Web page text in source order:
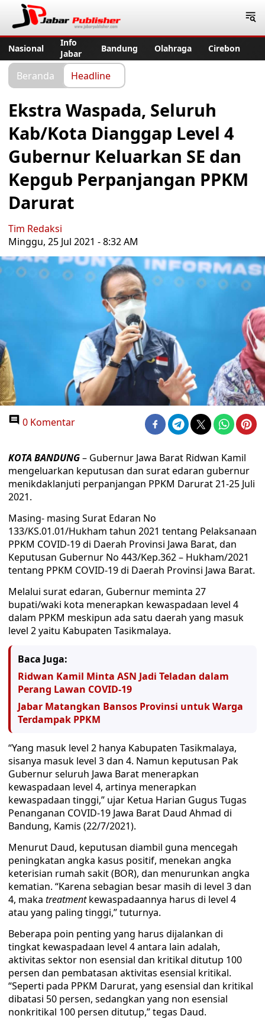
Nasional
Info
Jabar
Bandung Olahraga Cirebon
Beranda Headline
Ekstra Waspada, Seluruh
Kab/Kota Dianggap Level 4
Gubernur Keluarkan SE dan
Kepgub Perpanjangan PPKM
Darurat
Tim Redaksi
Minggu, 25 Jul 2021 - 8:32 AM
0 Komentar
KOTA BANDUNG– Gubernur Jawa Barat Ridwan Kamil
mengeluarkan keputusan dan surat edaran gubernur
menikdaklanjuti perpanjangan PPKM Darurat 21-25 Juli
2021.
Masing- masing Surat Edaran No
133/KS.01.01/Hukham tahun 2021 tentang Pelaksanaan
PPKM COVID-19 di Daerah Provinsi Jawa Barat, dan
Keputusan Gubernur No 443/Kep.362 – Hukham/2021
tentang PPKM COVID-19 di Daerah Provinsi Jawa Barat.
Melalui surat edaran, Gubernur meminta 27
bupati/waki kota menerapkan kewaspadaan level 4
dalam PPKM meskipun ada satu daerah yang masuk
level 2 yaitu Kabupaten Tasikmalaya.
Baca Juga:
Ridwan Kamil Minta ASN Jadi Teladan dalam
Perang Lawan COVID-19
Jabar Matangkan Bansos Provinsi untuk Warga
Terdampak PPKM
“Yang masuk level 2 hanya Kabupaten Tasikmalaya,
sisanya masuk level 3 dan 4. Namun keputusan Pak
Gubernur seluruh Jawa Barat menerapkan
kewaspadaan level 4, artinya menerapkan
kewaspadaan tinggi,” ujar Ketua Harian Gugus Tugas
Penanganan COVID-19 Jawa Barat Daud Ahmad di
Bandung, Kamis (22/7/2021).
Menurut Daud, keputusan diambil guna mencegah
peningkatan angka kasus positif, menekan angka
keterisian rumah sakit (BOR), dan menurunkan angka
kematian. “Karena sebagian besar masih di level 3 dan
4, maka treatmentkewaspadaannya harus di level 4
atau yang paling tinggi,” tuturnya.
Beberapa poin penting yang harus dijalankan di
tingkat kewaspadaan level 4 antara lain adalah,
aktivitas sektor non esensial dan kritikal ditutup 100
persen dan pembatasan aktivitas esensial kritikal.
“Seperti pada PPKM Darurat, yang esensial dan kritikal
dibatasi 50 persen, sedangkan yang non esensial
nonkritikal 100 persen ditutup,” tegas Daud.